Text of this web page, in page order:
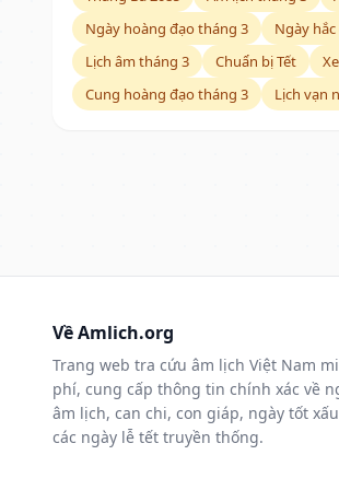
Ngày hoàng đạo tháng 3
Ngày
Lịch âm tháng 3
Chuẩn bị Tết
Cung hoàng đạo tháng 3
Lịch vạn
Về Amlich.org
Trang web tra cứu âm lịch Việt Nam
phí, cung cấp thông tin chính xác về
âm lịch, can chi, con giáp, ngày tốt
các ngày lễ tết truyền thống.